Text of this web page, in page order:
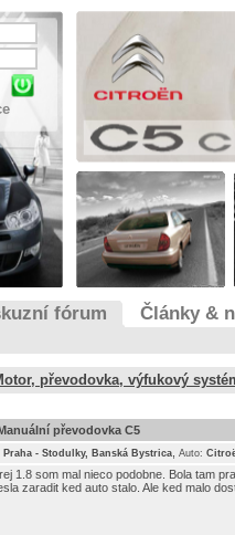
fórum Články &
převodovka, výfukový
převodovka C5
Praha - Stodulky, Banská Bystrica Auto:
1.8 som mal nieco podobne. Bola tam
zaradit ked auto stalo. Ale ked malo